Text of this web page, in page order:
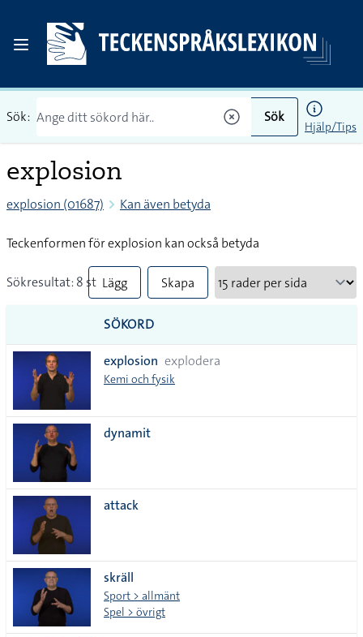
Sök: Sök
Hjälp/Tips
explosion
explosion (01687) Kan även betyda
Teckenformen för explosion kan också betyda
Sökresultat: 8 st Lägg
till
alla i
lista
Skapa
SÖKORD
explosion explodera
Kemi och fysik
dynamit
attack
skräll
Sport > allmänt
Spel > övrigt